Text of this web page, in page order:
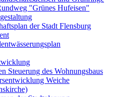
"Grünes Hufeisen"
der Stadt Flensburg
Steuerung des Wohnungsbaus
Weiche